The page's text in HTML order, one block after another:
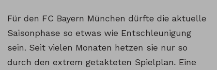
Für den FC Bayern München dürfte die aktuelle
Saisonphase so etwas wie Entschleunigung
sein. Seit vielen Monaten hetzen sie nur so
durch den extrem getakteten Spielplan. Eine